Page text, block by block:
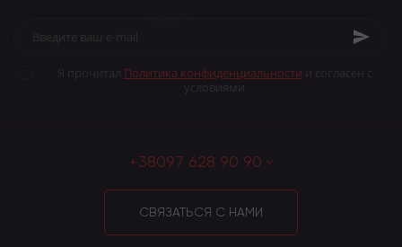
Я прочитал Политика конфиденциальности и согласен с
условиями
+38097 628 90 90
СВЯЗАТЬСЯ С НАМИ